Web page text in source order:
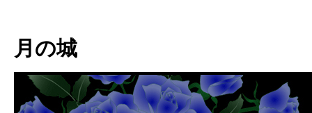
ン
キ
月の城